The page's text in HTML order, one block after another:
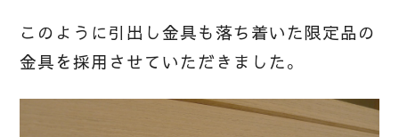
このように引出し金具も落ち着いた限定品の
金具を採用させていただきました。